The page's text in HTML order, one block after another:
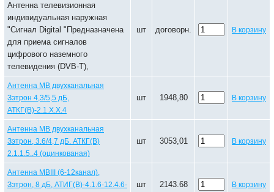
Антенна телевизионная
индивидуальная наружная
"Сигнал Digital "Предназначена
для приема сигналов
цифрового наземного
телевидения (DVB-T),
шт договорн. В корзину
Антенна МВ двухканальная
Зэтрон 4,3/5,5 дБ,
АТКГ(В)-2.1.Х.Х.4
шт 1948,80 В корзину
Антенна МВ двухканальная
Зэтрон, 3.6/4,7 дБ. АТКГ(В)
2.1.1.5..4 (оцинкованая)
шт 3053,01 В корзину
Антенна МВIII (6-12канал),
Зэтрон, 8 дБ, АТИГ(В)-4.1.6-12.4.6-
шт 2143.68 В корзину